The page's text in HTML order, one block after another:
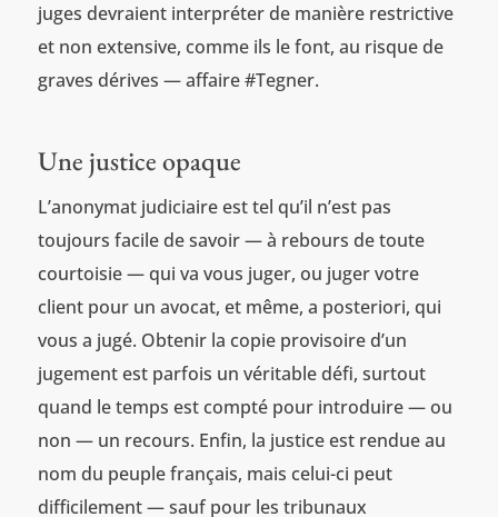
juges devraient interpréter de manière restrictive
et non extensive, comme ils le font, au risque de
graves dérives — affaire #Tegner.
Une justice opaque
L’anonymat judiciaire est tel qu’il n’est pas
toujours facile de savoir — à rebours de toute
courtoisie — qui va vous juger, ou juger votre
client pour un avocat, et même, a posteriori, qui
vous a jugé. Obtenir la copie provisoire d’un
jugement est parfois un véritable défi, surtout
quand le temps est compté pour introduire — ou
non — un recours. Enfin, la justice est rendue au
nom du peuple français, mais celui-ci peut
difficilement — sauf pour les tribunaux